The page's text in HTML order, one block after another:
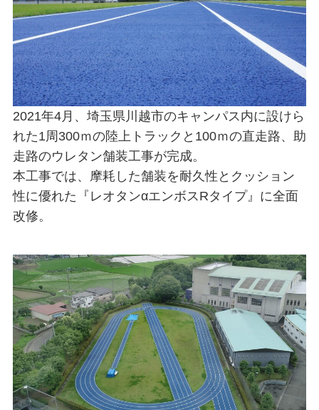
2021年4月、埼玉県川越市のキャンパス内に設けら
れた1周300ｍの陸上トラックと100ｍの直走路、助
走路のウレタン舗装工事が完成。
本工事では、摩耗した舗装を耐久性とクッション
性に優れた『レオタンαエンボスRタイプ』に全面
改修。